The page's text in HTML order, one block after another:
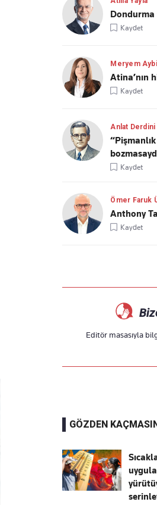
Dondurma
Kaydet
Meryem
Atina’nın
Kaydet
Anlat
Kaydet
Ömer Faruk
Anthony
Kaydet
Editör masasıyla
GÖZDEN